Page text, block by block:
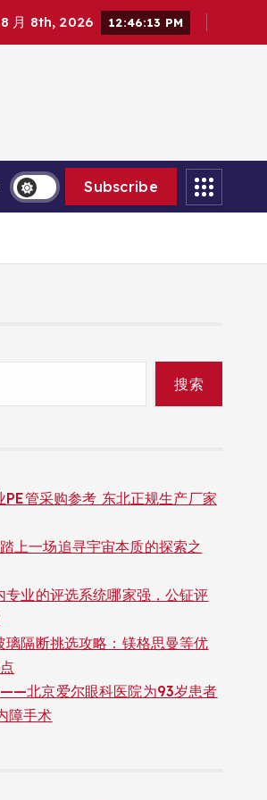
8 月 8th, 2026 12:46:14 PM
Subscribe
搜索
管采购参考 东北正规生产厂家
上一场追寻宇宙本质的探索之
业的评选系统哪家强，公钲评
隔断挑选攻略：镁格思曼等优
北京爱尔眼科医院为93岁患者
障手术